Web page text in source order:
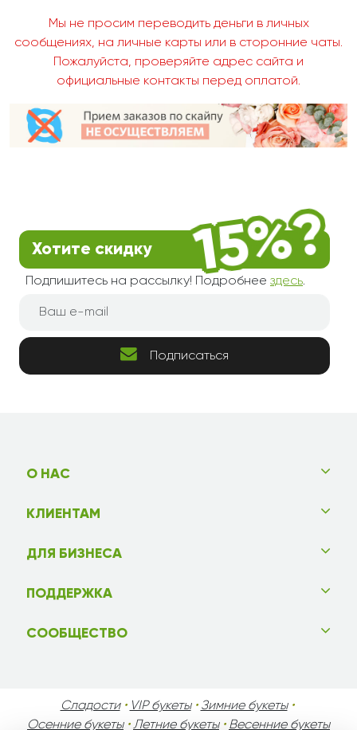
Мы не просим переводить деньги в личных
сообщениях, на личные карты или в сторонние чаты.
Пожалуйста, проверяйте адрес сайта и
официальные контакты перед оплатой.
Хотите скидку
Подпишитесь на рассылку! Подробнее здесь.
Подписаться
О НАС
КЛИЕНТАМ
ДЛЯ БИЗНЕСА
ПОДДЕРЖКА
СООБЩЕСТВО
Сладости• VIP букеты• Зимние букеты•
Осенние букеты•Летние букеты• Весенние букеты